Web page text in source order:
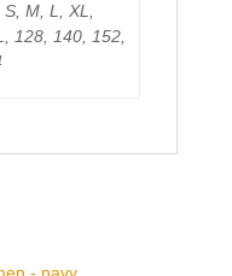
S, M, L, XL,
128, 140, 152,